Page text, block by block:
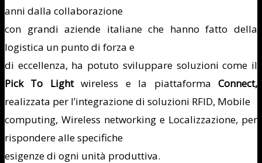
anni dalla collaborazione
con grandi aziende italiane che hanno fatto della
logistica un punto di forza e
di eccellenza, ha potuto sviluppare soluzioni come il
Pick To Lightwireless e la piattaformaConnect,
realizzata per l’integrazione di soluzioni RFID, Mobile
computing, Wireless networking e Localizzazione, per
rispondere alle specifiche
esigenze di ogni unità produttiva.